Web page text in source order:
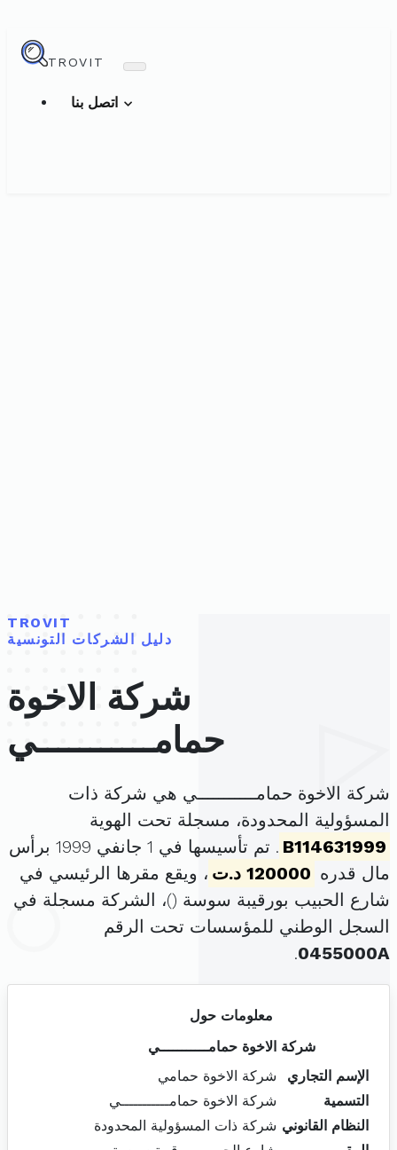
TROVIT
TROVIT
دليل الشركات التونسية
شركة الاخوة
حمامـــــــــــي
شركة الاخوة حمامـــــــــــي هي شركة ذات
المسؤولية المحدودة، مسجلة تحت الهوية
B114631999
. تم تأسيسها في 1 جانفي 1999 برأس
مال قدره 120000 د.ت
، ويقع مقرها الرئيسي في
شارع الحبيب بورقيبة سوسة ()، الشركة مسجلة في
السجل الوطني للمؤسسات تحت الرقم
0455000A
.
معلومات حول
شركة الاخوة حمامـــــــــــي
الإسم التجاري
شركة الاخوة حمامي
التسمية
شركة الاخوة حمامـــــــــــي
النظام القانوني شركة ذات المسؤولية المحدودة